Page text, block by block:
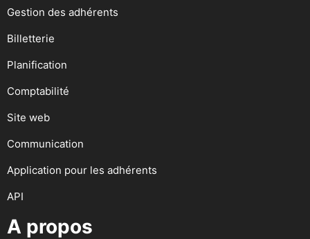
Gestion des adhérents
Billetterie
Planification
Comptabilité
Site web
Communication
Application pour les adhérents
API
A propos